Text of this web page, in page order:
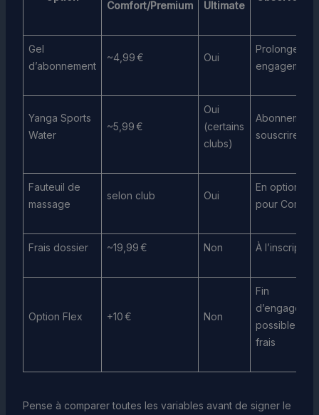
Comfort/Premium Ultimate
Gel
d’abonnement
~4,99 € Oui
Prolonge
engagement
Yanga Sports
Water
~5,99 €
Oui
(certains
clubs)
Abonnement
souscrire
Fauteuil de
massage
selon club Oui
En option
pour Comfort
Frais dossier ~19,99 € Non À l’inscription
Option Flex +10 € Non
Fin
possible sans
frais
Pense à comparer toutes les variables avant de signer le